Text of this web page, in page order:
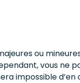
ou
vous ne
impossible